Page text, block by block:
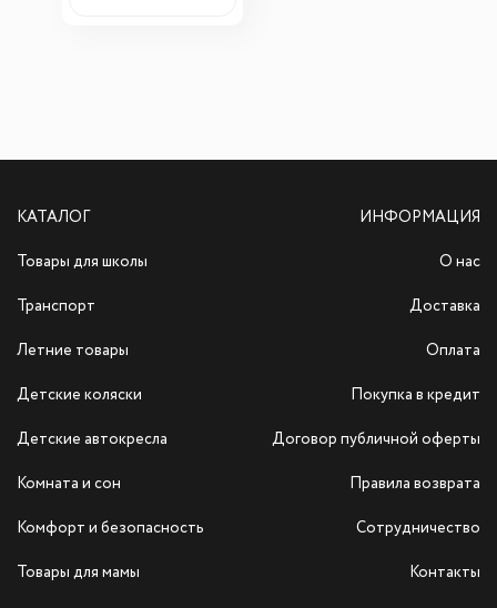
КАТАЛОГ
Товары для школы
Транспорт
Летние товары
Детские коляски
Детские автокресла
Комната и сон
Комфорт и безопасность
Товары для мамы
ИНФОРМАЦИЯ
О нас
Доставка
Оплата
Покупка в кредит
Договор публичной оферты
Правила возврата
Сотрудничество
Контакты